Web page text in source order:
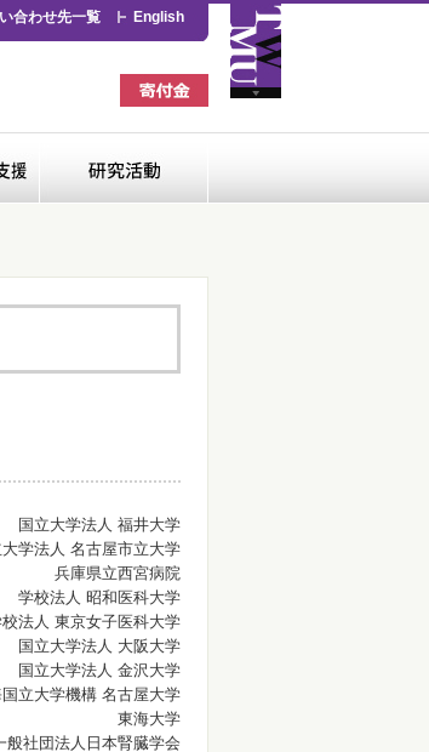
合わせ先一覧 English
国立大学法人 福井大学
学法人 名古屋市立大学
兵庫県立西宮病院
学校法人 昭和医科大学
法人 東京女子医科大学
国立大学法人 大阪大学
国立大学法人 金沢大学
立大学機構 名古屋大学
東海大学
般社団法人日本腎臓学会